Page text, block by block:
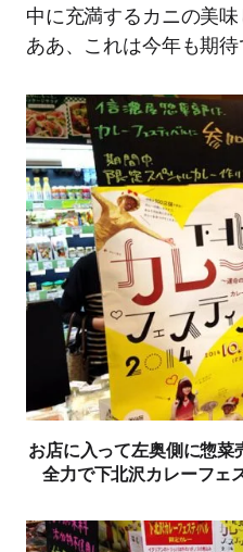
中に充満するカニの美
ああ、これは今年も期待
お店に入って左奥側に惣菜
全力で下北沢カレーフェ